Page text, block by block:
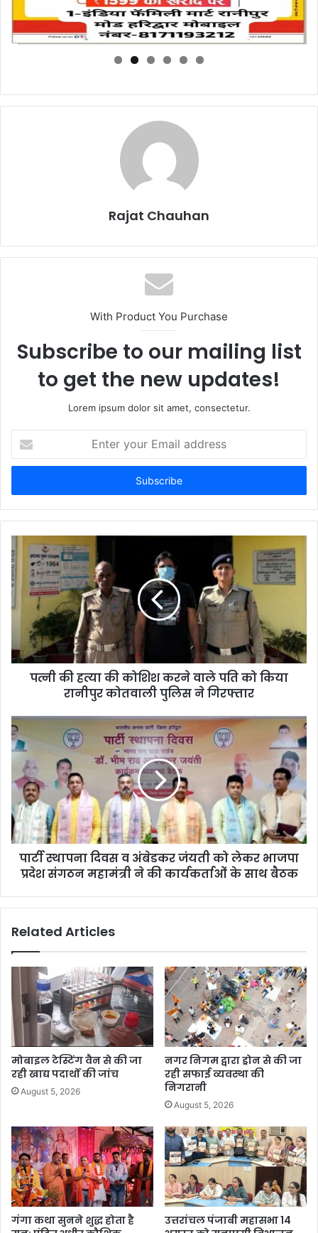
Rajat Chauhan
With Product You Purchase
Subscribe to our mailing list
to get the new updates!
Lorem ipsum dolor sit amet, consectetur.
your
Email
पत्नी की हत्या की कोशिश करने वाले पति को किया
रानीपुर कोतवाली पुलिस ने गिरफ्तार
पार्टी स्थापना दिवस व अंबेडकर जंयती को लेकर भाजपा
प्रदेश संगठन महामंत्री ने की कार्यकर्ताओं के साथ बैठक
Related Articles
मोबाइल टेस्टिंग वैन से की जा
रही खाद्य पदार्थों की जांच
August 5, 2026
नगर निगम द्वारा ड्रोन से की जा
रही सफाई व्यवस्था की
निगरानी
August 5, 2026
गंगा कथा सुनने शुद्ध होता है
उत्तरांचल पंजाबी महासभा 14